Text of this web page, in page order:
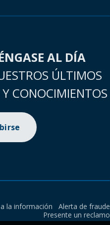
AL DÍA
ÚLTIMOS
CONOCIMIENTOS
la información
Alerta de fraude
Presente un reclamo